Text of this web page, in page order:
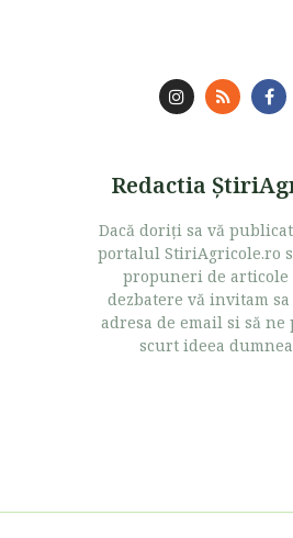
Redactia
Dacă doriţi sa vă
portalul StiriAgricole.ro
propuneri de articole
dezbatere vă invitam
adresa de email si să ne
scurt ideea